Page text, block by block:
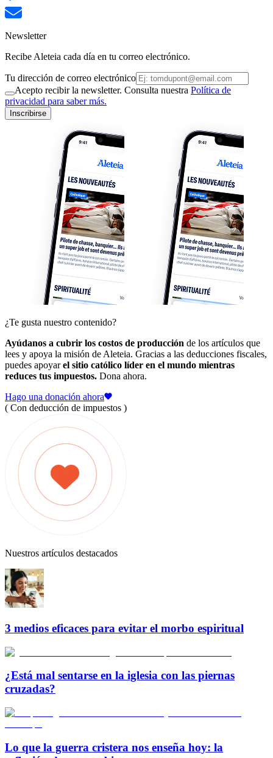
Newsletter
Recibe Aleteia cada día en tu correo electrónico.
Tu dirección de correo electrónico
Acepto recibir la newsletter. Consulta nuestra Política de
privacidad para saber más.
Inscribirse
¿Te gusta nuestro contenido?
Ayúdanos a cubrir los costos de producción de los artículos que
lees y apoya la misión de Aleteia. Gracias a las deducciones fiscales,
puedes apoyarel sitio católico líder en el mundo mientras
reduces tus impuestos. Dona ahora.
Hago una donación ahora
( Con deducción de impuestos )
Nuestros artículos destacados
3 medios eficaces para evitar el morbo espiritual
¿Está mal sentarse en la iglesia con las piernas
cruzadas?
Lo que la guerra cristera nos enseña hoy: la